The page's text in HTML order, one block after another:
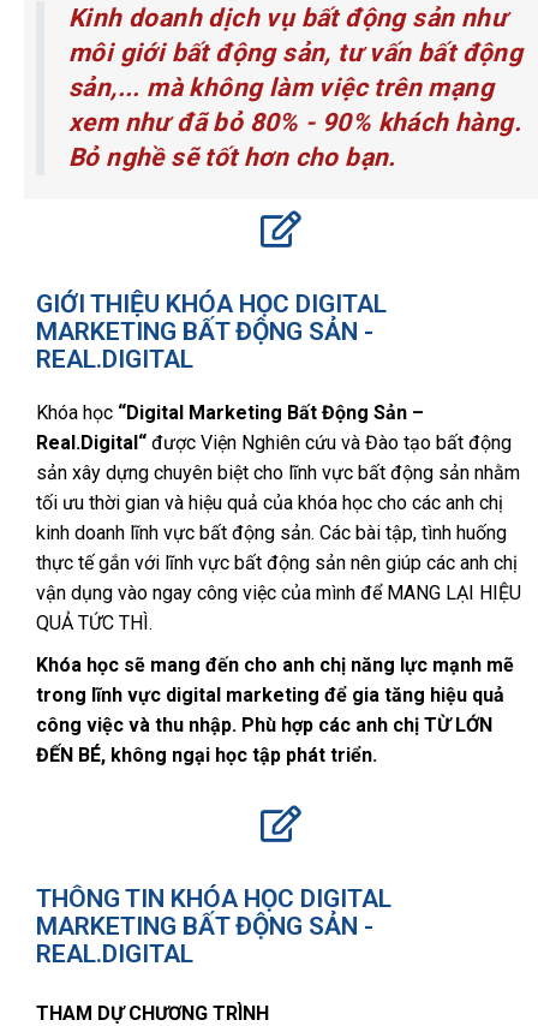
Kinh doanh dịch vụ bất động sản như
môi giới bất động sản, tư vấn bất động
sản,... mà không làm việc trên mạng
xem như đã bỏ 80% - 90% khách hàng.
Bỏ nghề sẽ tốt hơn cho bạn.
GIỚI THIỆU KHÓA HỌC DIGITAL
MARKETING BẤT ĐỘNG SẢN -
REAL.DIGITAL
Khóa học “Digital Marketing Bất Động Sản –
Real.Digital“ được Viện Nghiên cứu và Đào tạo bất động
sản xây dựng chuyên biệt cho lĩnh vực bất động sản nhằm
tối ưu thời gian và hiệu quả của khóa học cho các anh chị
kinh doanh lĩnh vực bất động sản. Các bài tập, tình huống
thực tế gắn với lĩnh vực bất động sản nên giúp các anh chị
vận dụng vào ngay công việc của mình để MANG LẠI HIỆU
QUẢ TỨC THÌ.
Khóa học sẽ mang đến cho anh chị năng lực mạnh mẽ
trong lĩnh vực digital marketing để gia tăng hiệu quả
công việc và thu nhập. Phù hợp các anh chị TỪ LỚN
ĐẾN BÉ, không ngại học tập phát triển.
THÔNG TIN KHÓA HỌC DIGITAL
MARKETING BẤT ĐỘNG SẢN -
REAL.DIGITAL
THAM DỰ CHƯƠNG TRÌNH